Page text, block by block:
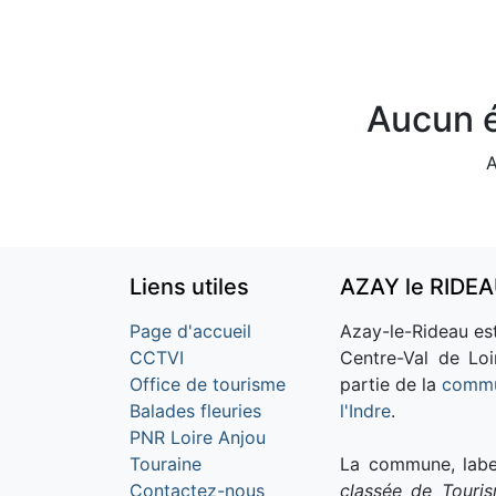
Aucun
Liens utiles
Page d'accueil
CCTVI
Office de tourisme
Balades fleuries
PNR Loire Anjou
Touraine
Contactez-nous
AZAY le
Azay-le-Rideau
Centre-Val de
partie de la
l'Indre.
La commune,
classée de